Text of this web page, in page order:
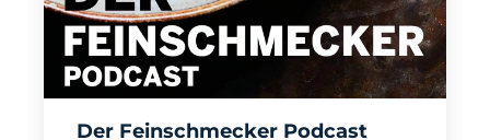
Der Feinschmecker Podcast